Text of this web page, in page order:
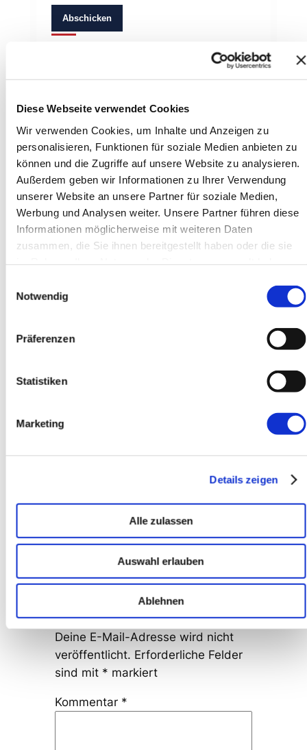
Diese Webseite verwendet Cookies
Wir verwenden Cookies, um Inhalte und Anzeigen zu
personalisieren, Funktionen für soziale Medien anbieten zu
können und die Zugriffe auf unsere Website zu analysieren.
Außerdem geben wir Informationen zu Ihrer Verwendung
unserer Website an unsere Partner für soziale Medien,
Werbung und Analysen weiter. Unsere Partner führen diese
Informationen möglicherweise mit weiteren Daten
zusammen, die Sie ihnen bereitgestellt haben oder die sie
Notwendig
Präferenzen
Statistiken
Marketing
Details zeigen
Alle zulassen
Auswahl erlauben
Ablehnen
Abschicken
Kommentare
2 Kommentare zu
„Extreme Programming:
Vortrag@Mayflower-
Würzburg“
Johny Hamburg
Interessantes Thema aber leider
Vortrag nicht auchnoch in Hamburg
Antworten
Ich bin dabei. Arbeite auch täglich
mit XP mehrere Stunden und bin
Antworten
Schreibe einen
Kommentar
Deine E-Mail-Adresse wird nicht
veröffentlicht. Erforderliche Felder
sind mit * markiert
Kommentar *